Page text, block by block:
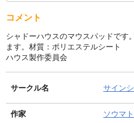
コメント
シャドーハウスのマウスパッドです
ます。材質：ポリエステルシート
ハウス製作委員会
サークル名 サイン
作家
ソウマ